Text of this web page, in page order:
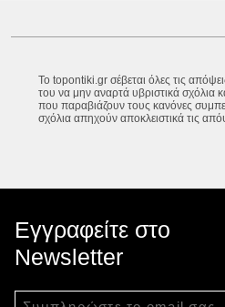
Το topontiki.gr σέβεται όλες τις
του να μην αναρτά υβριστικά σχόλια
που παραβιάζουν τους κανόνες
σχόλια απηχούν αποκλειστικά τις
Εγγραφείτε στο
Newsletter